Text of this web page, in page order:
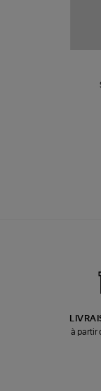
à partir